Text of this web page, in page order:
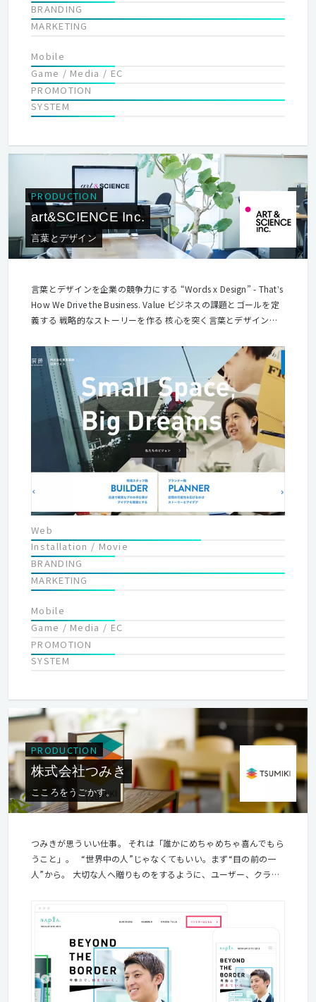
BRANDING
MARKETING
Mobile
Game / Media / EC
PROMOTION
SYSTEM
PRODUCTION
art&SCIENCE Inc.
言葉とデザイン
言葉とデザインを企業の競争力にする “Words x Design” - Thatʼs
How We Drive the Business. Value ビジネスの課題とゴールを定
義する 戦略的なストーリーを作る 核心を突く言葉とデザインを
であれ 新しい力を与える存在であれ 核心を突け、心を掴め Be
Nice. Stay Inspirational. Know Where the Heart is.
Web
Installation / Movie
BRANDING
MARKETING
Mobile
Game / Media / EC
PROMOTION
SYSTEM
PRODUCTION
株式会社つみき
こころをうごかす。
つみきが思ういい仕事。 それは「誰かにめちゃめちゃ喜んでもら
うこと」。 “世界中の人”じゃなくてもいい。まず“目の前の一
人”から。 大切な人へ贈りものをするように、ユーザー、クライ
い。 そして、半永久的にブラッシュアップしていく こだわりと
情熱を持ちつづけたい。 こころを尽くしてこそ、いい仕事ができ
「いい！」をめざして。